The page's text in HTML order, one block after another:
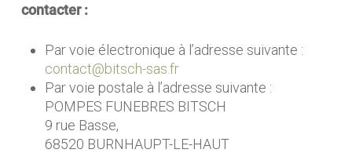
contacter :
Par voie électronique à l’adresse suivante :
contact@bitsch-sas.fr
Par voie postale à l’adresse suivante :
POMPES FUNEBRES BITSCH
9 rue Basse,
68520 BURNHAUPT-LE-HAUT